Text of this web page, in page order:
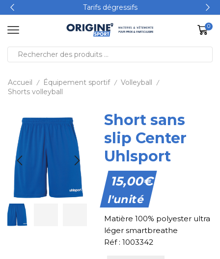
Tarifs dégressifs
0
Accueil / Équipement sportif / Volleyball /
Shorts volleyball
Short sans
slip Center
Uhlsport
15,00€
l'unité
Matière 100% polyester ultra
léger smartbreathe
Réf : 1003342